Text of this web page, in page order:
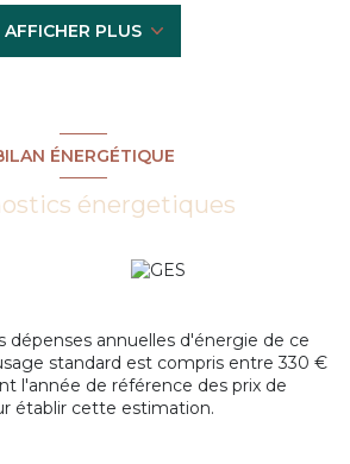
spacieuse pièce de vie lumineuse
cuisine ouverte, offrant un accès
intimiste, idéale pour profiter des
d’un bel espace détente avec
refaite, d’une terrasse
de 17 m² venant compléter ce
idéale pour une famille à la
et de tranquillité.
AFFICHER PLUS
ÉNERGÉTIQUE
énergetiques
dépenses annuelles d'énergie de ce
standard est compris entre 330 €
l'année de référence des prix de
établir cette estimation.